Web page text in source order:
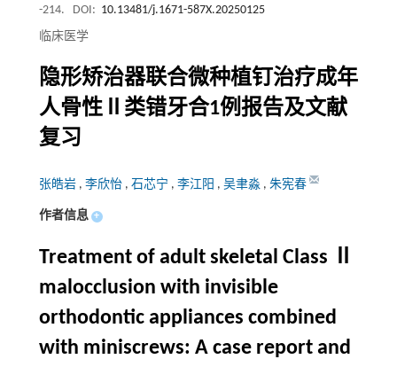
-214.
DOI: 10.13481/j.1671-587X.20250125
临床医学
隐形矫治器联合微种植钉治疗成年
人骨性Ⅱ类错牙合1例报告及文献
复习
张皓岩 , 李欣怡 , 石芯宁 , 李江阳 , 吴聿淼 , 朱宪春
作者信息 +
Treatment of adult skeletal Class Ⅱ
malocclusion with invisible
orthodontic appliances combined
with miniscrews: A case report and